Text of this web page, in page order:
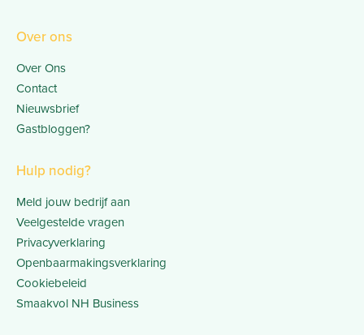
Over ons
Over Ons
Contact
Nieuwsbrief
Gastbloggen?
Hulp nodig?
Meld jouw bedrijf aan
Veelgestelde vragen
Privacyverklaring
Openbaarmakingsverklaring
Cookiebeleid
Smaakvol NH Business